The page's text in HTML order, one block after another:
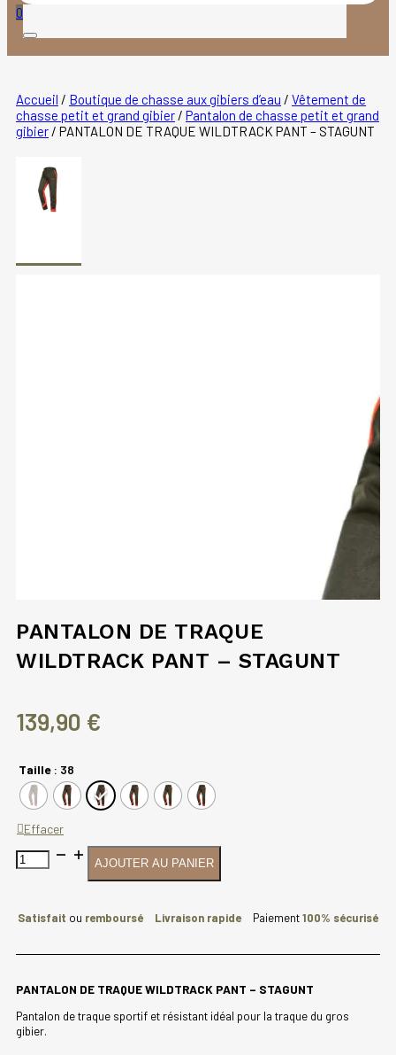
0
Accueil / Boutique de chasse aux gibiers d’eau / Vêtement de
chasse petit et grand gibier/ Pantalon de chasse petit et grand
gibier/ PANTALON DE TRAQUE WILDTRACK PANT – STAGUNT
PANTALON DE TRAQUE
WILDTRACK PANT – STAGUNT
139,90 €
Taille : 38
Effacer
quantité
de
TRAQUE
AJOUTER AU PANIER
Satisfait ou remboursé Livraison rapide Paiement100% sécurisé
PANTALON DE TRAQUE WILDTRACK PANT – STAGUNT
Pantalon de traque sportif et résistant idéal pour la traque du gros
gibier.